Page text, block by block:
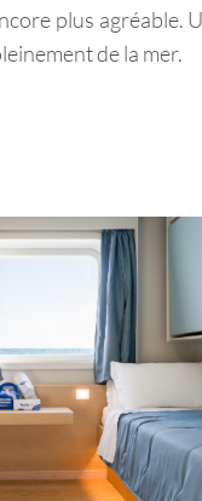
plus agréable.
de la mer.